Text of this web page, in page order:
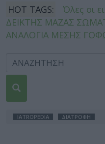
HOT TAGS:
Όλες οι
ΔΕΙΚΤΗΣ ΜΑΖΑΣ
ΑΝΑΛΟΓΙΑ ΜΕΣΗΣ
IATROPEDIA ΔΙΑΤΡΟΦΗ